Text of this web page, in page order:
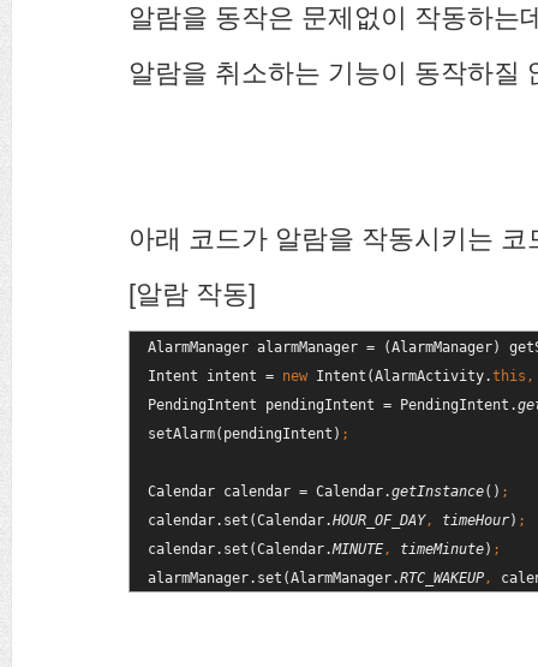
알람을 동작은 문제없이 작동하는
알람을 취소하는 기능이 동작하질
아래 코드가 알람을 작동시키는 코
[알람 작동]
AlarmManager alarmManager = (AlarmManager)
Intent intent = new Intent(AlarmActivity.
PendingIntent pendingIntent = PendingIntent.
setAlarm(pendingIntent)
Calendar calendar = Calendar.getInstance()
calendar.set(Calendar.HOUR_OF_DAY, timeHour)
calendar.set(Calendar.MINUTE, timeMinute)
alarmManager.set(AlarmManager.RTC_WAKEUP,